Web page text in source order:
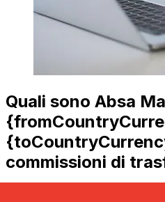
Quali sono Absa
commissioni di